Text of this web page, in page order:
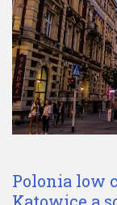
Polonia low